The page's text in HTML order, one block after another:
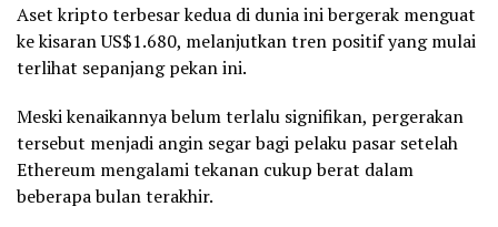
Aset kripto terbesar kedua di dunia ini bergerak menguat
ke kisaran US$1.680, melanjutkan tren positif yang mulai
terlihat sepanjang pekan ini.
Meski kenaikannya belum terlalu signifikan, pergerakan
tersebut menjadi angin segar bagi pelaku pasar setelah
Ethereum mengalami tekanan cukup berat dalam
beberapa bulan terakhir.